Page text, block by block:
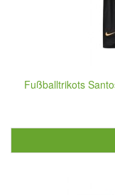
Fußballtrikots